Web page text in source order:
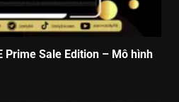
Prime Sale Edition – Mô hình